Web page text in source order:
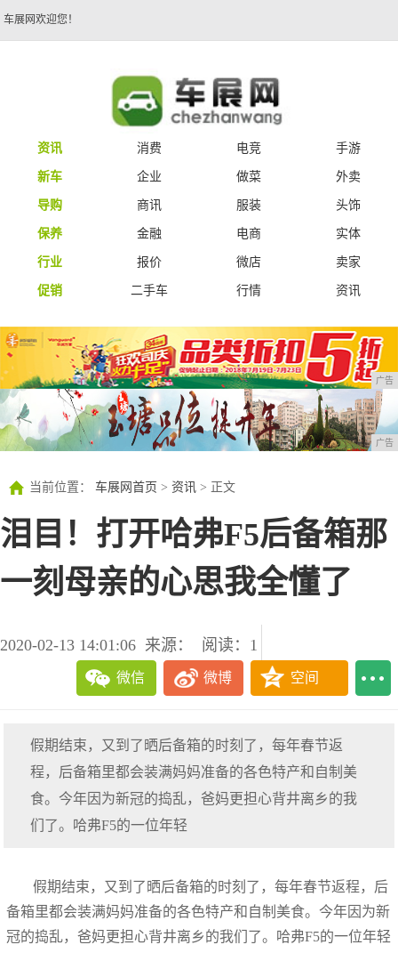
车展网欢迎您！
资讯 消费 电竞
手游
新车
企业 做菜
外卖
导购
商讯 服装
头饰
保养
金融 电商
实体
行业
报价 微店
卖家
促销
二手车 行情 资讯
广告
广告
当前位置： 车展网首页 > 资讯 > 正文
泪目！打开哈弗F5后备箱那
一刻母亲的心思我全懂了
2020-02-13 14:01:06 来源： 阅读：1
微信 微博 空间
假期结束，又到了晒后备箱的时刻了，每年春节返
程，后备箱里都会装满妈妈准备的各色特产和自制美
食。今年因为新冠的捣乱，爸妈更担心背井离乡的我
们了。哈弗F5的一位年轻
假期结束，又到了晒后备箱的时刻了，每年春节返程，后
备箱里都会装满妈妈准备的各色特产和自制美食。今年因为新
冠的捣乱，爸妈更担心背井离乡的我们了。哈弗F5的一位年轻